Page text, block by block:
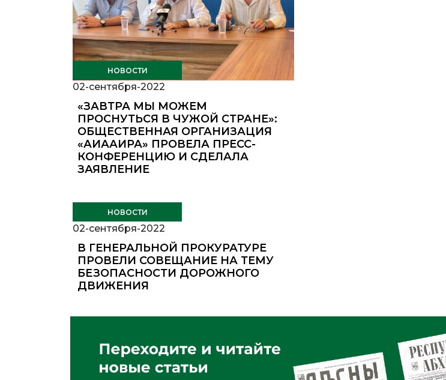
НОВОСТИ
02-сентября-2022
«ЗАВТРА МЫ МОЖЕМ
ПРОСНУТЬСЯ В ЧУЖОЙ СТРАНЕ»:
ОБЩЕСТВЕННАЯ ОРГАНИЗАЦИЯ
«АИААИРА» ПРОВЕЛА ПРЕСС-
КОНФЕРЕНЦИЮ И СДЕЛАЛА
ЗАЯВЛЕНИЕ
НОВОСТИ
02-сентября-2022
В ГЕНЕРАЛЬНОЙ ПРОКУРАТУРЕ
ПРОВЕЛИ СОВЕЩАНИЕ НА ТЕМУ
БЕЗОПАСНОСТИ ДОРОЖНОГО
ДВИЖЕНИЯ